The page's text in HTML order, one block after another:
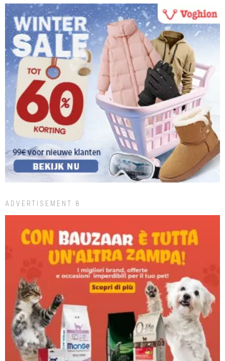
ADVERTISEMENT 8